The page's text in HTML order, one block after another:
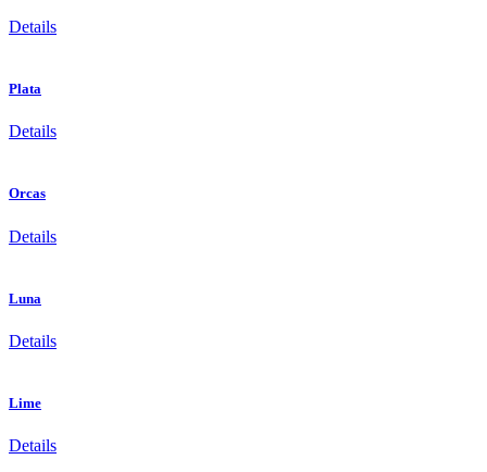
Details
Plata
Details
Orcas
Details
Luna
Details
Lime
Details